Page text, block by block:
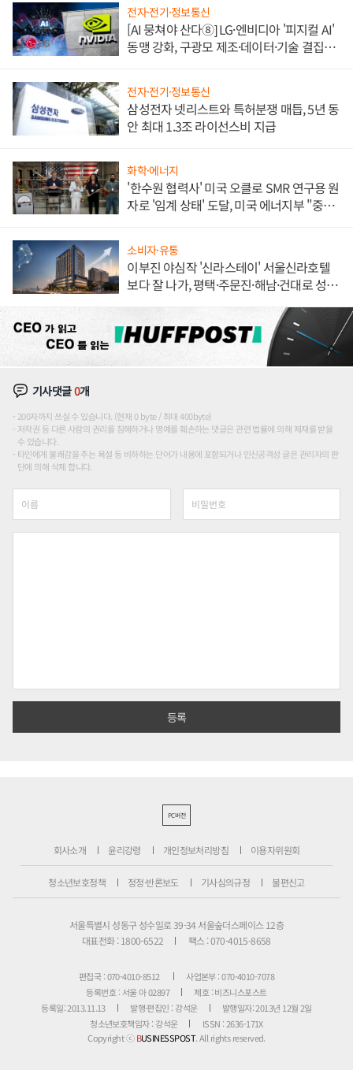
전자·전기·정보통신
[AI 뭉쳐야 산다⑧] LG·엔비디아 '피지컬 AI'
동맹 강화, 구광모 제조·데이터·기술 결집
전자·전기·정보통신
삼성전자 넷리스트와 특허분쟁 매듭, 5년 동
안 최대 1.3조 라이선스비 지급
화학·에너지
'한수원 협력사' 미국 오클로 SMR 연구용 원
자로 '임계 상태' 도달, 미국 에너지부 "중요
소비자·유통
이부진 야심작 '신라스테이' 서울신라호텔
보다 잘 나가, 평택·주문진·해남·건대로 성
기사댓글0개
200자까지 쓰실 수 있습니다. (현재 0 byte / 최대 400byte)
저작권 등 다른 사람의 권리를 침해하거나 명예를 훼손하는 댓글은 관련 법률에 의해 제재를 받을
수 있습니다.
타인에게 불쾌감을 주는 욕설 등 비하하는 단어가 내용에 포함되거나 인신공격성 글은 관리자의 판
단에 의해 삭제 합니다.
PC버전
회사소개 윤리강령 개인정보처리방침 이용자위원회
청소년보호정책 정정·반론보도 기사심의규정 불편신고
서울특별시 성동구 성수일로 39-34 서울숲더스페이스 12층
대표전화 : 1800-6522
팩스 : 070-4015-8658
편집국 : 070-4010-8512
사업본부 : 070-4010-7078
등록번호 : 서울 아 02897
제호 : 비즈니스포스트
등록일: 2013.11.13
발행·편집인 : 강석운
발행일자: 2013년 12월 2일
청소년보호책임자 : 강석운
ISSN : 2636-171X
Copyright ⓒBUSINESSPOST. All rights reserved.